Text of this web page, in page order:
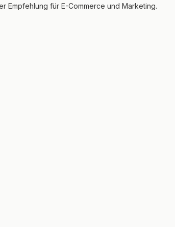
Empfehlung für E-Commerce und Marketing.